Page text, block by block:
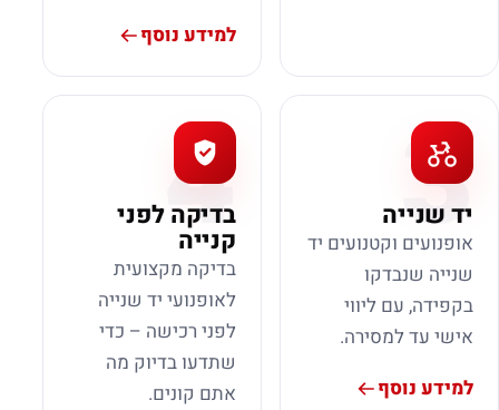
למידע נוסף
3
יד שנייה
אופנועים וקטנועים יד
שנייה שנבדקו
בקפידה, עם ליווי
אישי עד למסירה.
למידע נוסף
4
בדיקה לפני
קנייה
בדיקה מקצועית
לאופנועי יד שנייה
לפני רכישה – כדי
שתדעו בדיוק מה
אתם קונים.